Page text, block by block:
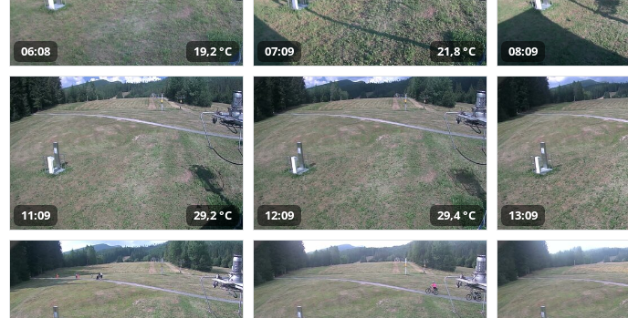
06:08 19,2 °C 07:09 21,8 °C 08:09
11:09 29,2 °C 12:09 29,4 °C 13:09